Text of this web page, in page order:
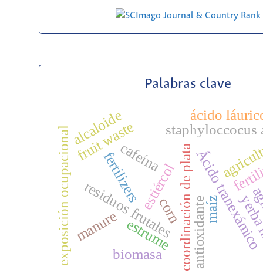
Palabras clave
coordinación de plataÁcido tranexámico
staphyloccocus
estiércol
residuos frutales maíz
fertilizers
manure
fruit waste
corn
estrume
biomasa
alcaloide
exposición ocupacional antioxidante
cafeína
ácido